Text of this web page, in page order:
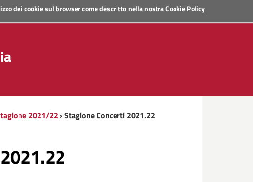
dei cookie sul browser come descritto nella nostraCookie Policy
2021/22 › Stagione Concerti 2021.22